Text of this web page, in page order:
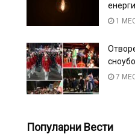
1
7
Популарни Вести